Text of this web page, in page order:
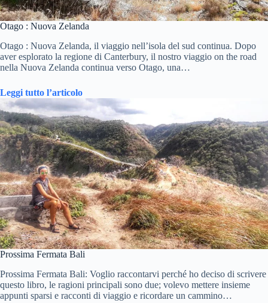
Otago : Nuova Zelanda
Otago : Nuova Zelanda, il viaggio nell’isola del sud continua. Dopo
aver esplorato la regione di Canterbury, il nostro viaggio on the road
nella Nuova Zelanda continua verso Otago, una…
Leggi tutto l’articolo
Prossima Fermata Bali
Prossima Fermata Bali: Voglio raccontarvi perché ho deciso di scrivere
questo libro, le ragioni principali sono due; volevo mettere insieme
appunti sparsi e racconti di viaggio e ricordare un cammino…